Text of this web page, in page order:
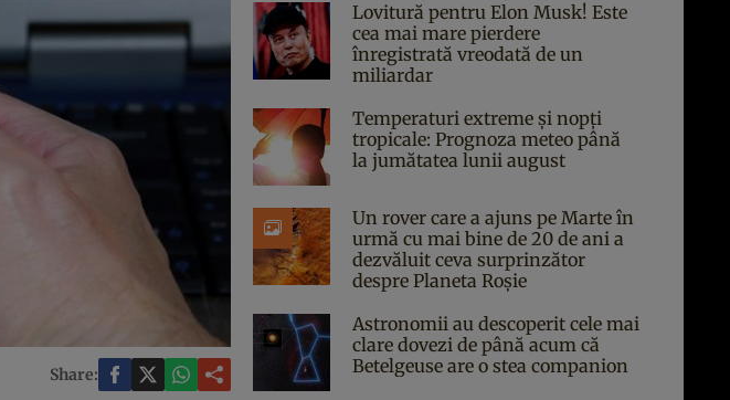
Share:
Lovitură pentru Elon Musk! Este
cea mai mare pierdere
înregistrată vreodată de un
miliardar
Temperaturi extreme și nopți
tropicale: Prognoza meteo până
la jumătatea lunii august
Un rover care a ajuns pe Marte în
urmă cu mai bine de 20 de ani a
dezvăluit ceva surprinzător
despre Planeta Roșie
Astronomii au descoperit cele mai
clare dovezi de până acum că
Betelgeuse are o stea companion